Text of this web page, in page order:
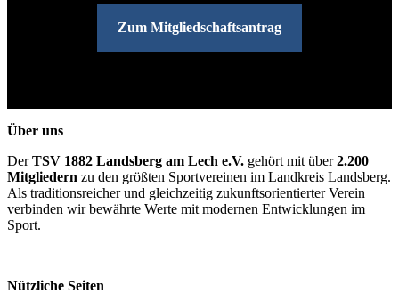
Zum Mitgliedschaftsantrag
Über uns
DerTSV 1882 Landsberg am Lech e.V. gehört mit über2.200
Mitgliedern zu den größten Sportvereinen im Landkreis Landsberg.
Als traditionsreicher und gleichzeitig zukunftsorientierter Verein
verbinden wir bewährte Werte mit modernen Entwicklungen im
Sport.
Nützliche Seiten